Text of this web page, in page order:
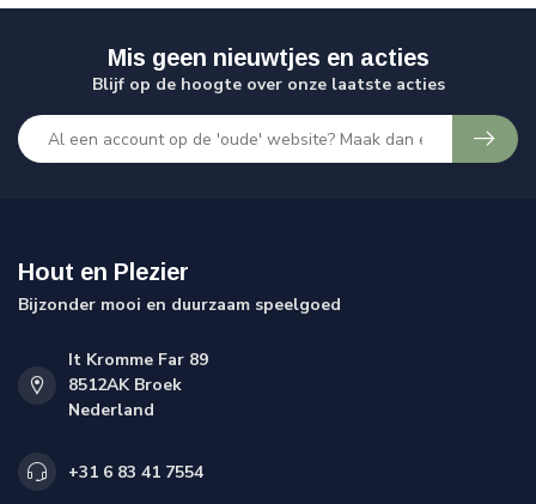
Mis geen nieuwtjes en acties
Blijf op de hoogte over onze laatste acties
Hout en Plezier
Bijzonder mooi en duurzaam speelgoed
It Kromme Far 89
8512AK Broek
Nederland
+31 6 83 41 7554